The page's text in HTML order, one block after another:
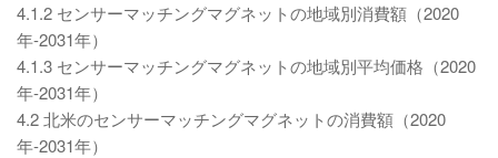
4.1.2 センサーマッチングマグネットの地域別消費額（2020
年-2031年）
4.1.3 センサーマッチングマグネットの地域別平均価格（2020
年-2031年）
4.2 北米のセンサーマッチングマグネットの消費額（2020
年-2031年）